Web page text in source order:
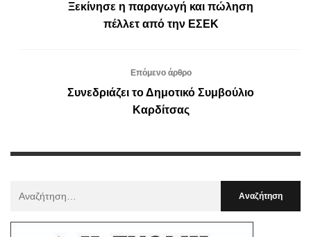
Ξεκίνησε η παραγωγή και πώληση
πέλλετ από την ΕΣΕΚ
Επόμενο άρθρο
Συνεδριάζει το Δημοτικό Συμβούλιο
Καρδίτσας
: